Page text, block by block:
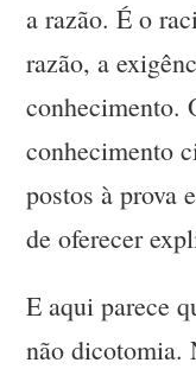
a razão. É o
razão, a
conhecimento.
conhecimento
postos à prova
de oferecer
E aqui parece
não dicotomia.